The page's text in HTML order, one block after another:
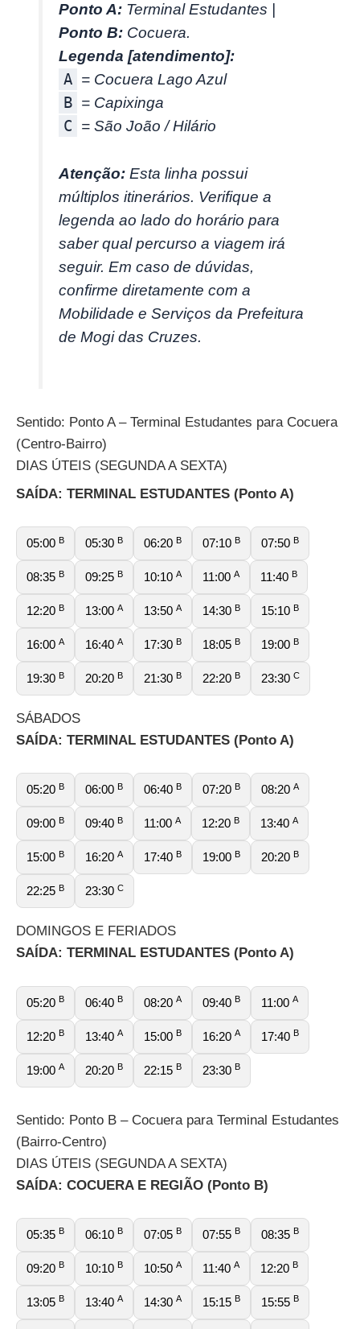
Ponto A: Terminal Estudantes |
Ponto B: Cocuera.
Legenda [atendimento]:
A = Cocuera Lago Azul
B = Capixinga
C
= São João / Hilário
Atenção: Esta linha possui
múltiplos itinerários. Verifique a
legenda ao lado do horário para
saber qual percurso a viagem irá
seguir. Em caso de dúvidas,
confirme diretamente com a
Mobilidade e Serviços da Prefeitura
de Mogi das Cruzes.
Sentido: Ponto A – Terminal Estudantes para Cocuera
(Centro-Bairro)
DIAS ÚTEIS (SEGUNDA A SEXTA)
SAÍDA: TERMINAL ESTUDANTES (Ponto A)
05:00 B 05:30 B 06:20 B 07:10 B 07:50 B
08:35 B 09:25 B 10:10 A 11:00 A 11:40 B
12:20 B 13:00 A 13:50 A 14:30 B 15:10 B
16:00 A 16:40 A 17:30 B 18:05 B 19:00 B
19:30 B 20:20 B 21:30 B 22:20 B 23:30 C
SÁBADOS
SAÍDA: TERMINAL ESTUDANTES (Ponto A)
05:20 B 06:00 B 06:40 B 07:20 B 08:20 A
09:00 B 09:40 B 11:00 A 12:20 B 13:40 A
15:00 B 16:20 A 17:40 B 19:00 B 20:20 B
22:25 B 23:30 C
DOMINGOS E FERIADOS
SAÍDA: TERMINAL ESTUDANTES (Ponto A)
05:20 B 06:40 B 08:20 A 09:40 B 11:00 A
12:20 B 13:40 A 15:00 B 16:20 A 17:40 B
19:00 A 20:20 B 22:15 B 23:30 B
Sentido: Ponto B – Cocuera para Terminal Estudantes
(Bairro-Centro)
DIAS ÚTEIS (SEGUNDA A SEXTA)
SAÍDA: COCUERA E REGIÃO (Ponto B)
05:35 B 06:10 B 07:05 B 07:55 B 08:35 B
09:20 B 10:10 B 10:50 A 11:40 A 12:20 B
13:05 B 13:40 A 14:30 A 15:15 B 15:55 B